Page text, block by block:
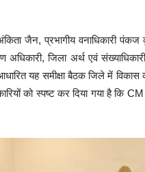
जैन, प्रभागीय वनाधिकारी
अधिकारी, जिला अर्थ एवं
यह समीक्षा बैठक जिले में विकास
को स्पष्ट कर दिया गया है कि